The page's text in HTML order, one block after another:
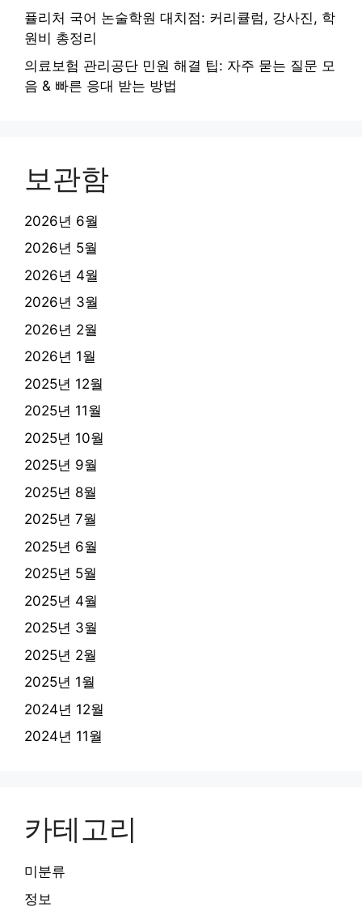
퓰리처 국어 논술학원 대치점: 커리큘럼, 강사진, 학
원비 총정리
의료보험 관리공단 민원 해결 팁: 자주 묻는 질문 모
음 & 빠른 응대 받는 방법
보관함
2026년 6월
2026년 5월
2026년 4월
2026년 3월
2026년 2월
2026년 1월
2025년 12월
2025년 11월
2025년 10월
2025년 9월
2025년 8월
2025년 7월
2025년 6월
2025년 5월
2025년 4월
2025년 3월
2025년 2월
2025년 1월
2024년 12월
2024년 11월
카테고리
미분류
정보